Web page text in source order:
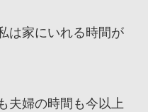
は家にいれる時間が
夫婦の時間も今以上